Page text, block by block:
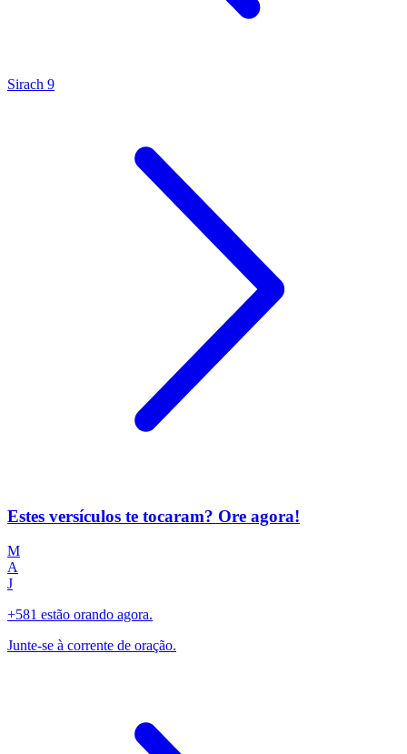
Sirach 9
Estes versículos te tocaram? Ore agora!
M
A
J
+581 estão orando agora.
Junte-se à corrente de oração.